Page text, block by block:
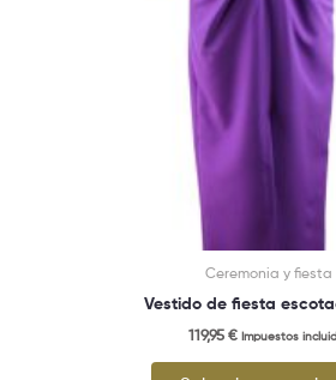
Ceremonia y fiesta
Vestido de fiesta
119,95 € Impuestos